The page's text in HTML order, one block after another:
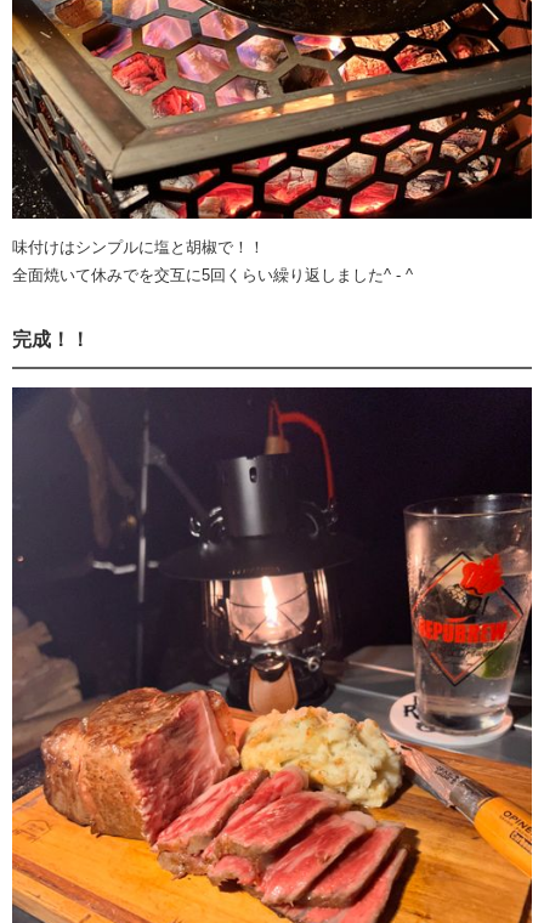
味付けはシンプルに塩と胡椒で！！
全面焼いて休みでを交互に5回くらい繰り返しました^ - ^
完成！！